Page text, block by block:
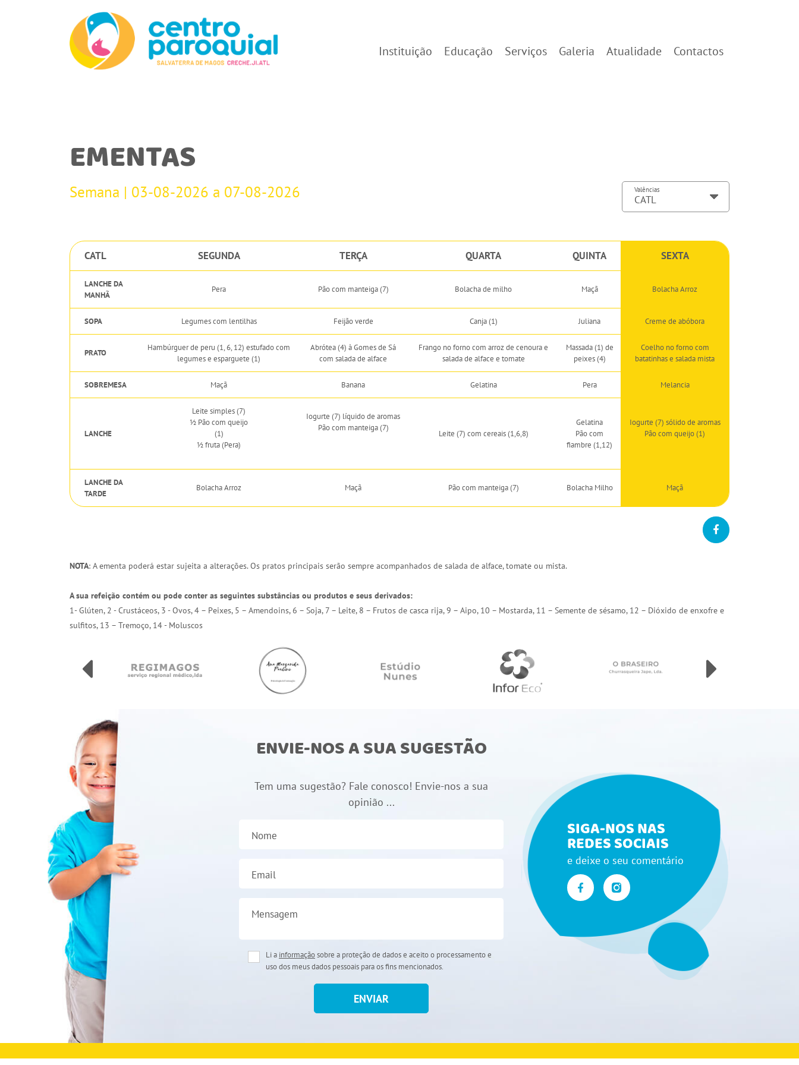
Instituição Educação Serviços Galeria Atualidade Contactos
EMENTAS
Semana | 03-08-2026 a 07-08-2026 Valências
CATL SEGUNDA TERÇA QUARTA QUINTA SEXTA
LANCHE DA
MANHÃ
Pera Pão com manteiga (7) Bolacha de milho Maçã Bolacha Arroz
SOPA Legumes com lentilhas Feijão verde Canja (1) Juliana Creme de abóbora
PRATO
Hambúrguer de peru (1, 6, 12) estufado com
legumes e esparguete (1)
Abrótea (4) à Gomes de Sá
com salada de alface
Frango no forno com arroz de cenoura e
salada de alface e tomate
Massada (1) de
peixes (4)
Coelho no forno com
batatinhas e salada mista
SOBREMESA Maçã Banana Gelatina Pera Melancia
LANCHE
Leite simples (7)
½ Pão com queijo
(1)
½ fruta (Pera)
Iogurte (7) líquido de aromas
Pão com manteiga (7)
Leite (7) com cereais (1,6,8)
Gelatina
Pão com
fiambre (1,12)
Iogurte (7) sólido de aromas
Pão com queijo (1)
LANCHE DA
TARDE
Bolacha Arroz Maçã Pão com manteiga (7) Bolacha Milho Maçã
NOTA: A ementa poderá estar sujeita a alterações. Os pratos principais serão sempre acompanhados de salada de alface, tomate ou mista.
A sua refeição contém ou pode conter as seguintes substâncias ou produtos e seus derivados:
1- Glúten, 2 - Crustáceos, 3 - Ovos, 4 – Peixes, 5 – Amendoins, 6 – Soja, 7 – Leite, 8 – Frutos de casca rija, 9 – Aipo, 10 – Mostarda, 11 – Semente de sésamo, 12 – Dióxido de enxofre e
sulfitos, 13 – Tremoço, 14 - Moluscos
ENVIE-NOS A SUA SUGESTÃO
Tem uma sugestão? Fale conosco! Envie-nos a sua
opinião ...
Nome
Email
Mensagem
Li a informaçãosobre a proteção de dados e aceito o processamento e
uso dos meus dados pessoais para os fins mencionados.
ENVIAR
SIGA-NOS NAS
REDES SOCIAIS
e deixe o seu comentário